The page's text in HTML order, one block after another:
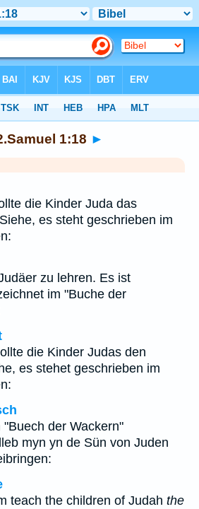
1:18 ►
die Kinder Juda das
es steht geschrieben im
zu lehren. Es ist
im "Buche der
die Kinder Judas den
es stehet geschrieben im
der Wackern"
myn yn de Sün von Juden
teach the children of Judah the